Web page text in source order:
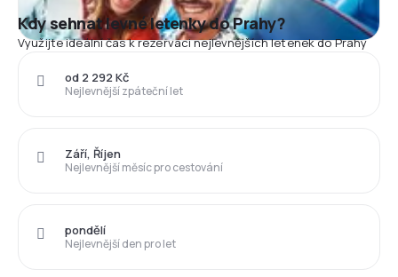
Kdy sehnat levné letenky do Prahy?
Využijte ideální čas k rezervaci nejlevnějších letenek do Prahy
Nejlevnější zpáteční let
od 2 292 Kč
Nejlevnější měsíc pro cestování
Září, Říjen
Nejlevnější den pro let
pondělí